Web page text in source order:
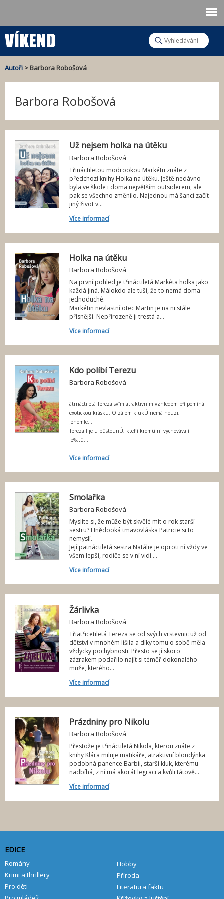
V
e
d
v
á
í
H
l
e
J
t
Autoři > Barbora Robošová
Barbora Robošová
Už nejsem holka na útěku
Barbora Robošová
Třináctiletou modrookou Markétu znáte z
předchozí knihy Holka na útěku. Ještě nedávno
byla ve škole i doma největším outsiderem, ale
pak se všechno změnilo. Najednou má šanci začít
jiný život v...
Více informací
Holka na útěku
Barbora Robošová
Na první pohled je třináctiletá Markéta holka jako
každá jiná. Málokdo ale tuší, že to nemá doma
jednoduché.
Markétin nevlastní otec Martin je na ni stále
přísnější. Nepřirozeně ji trestá a...
Více informací
Kdo políbí Terezu
Barbora Robošová
âtrnáctiletá Tereza sv˘m atraktivním vzhledem pfiipomíná
exotickou krásku. O zájem klukÛ nemá nouzi,
jenomÏe...
Tereza Ïije u pûstounÛ, ktefií kromû ní vychovávají
je‰tû...
Více informací
Smolařka
Barbora Robošová
Myslíte si, že může být skvělé mít o rok starší
sestru? Hnědooká tmavovláska Patricie si to
nemyslí.
Její patnáctiletá sestra Natálie je oproti ní vždy ve
všem lepší, rodiče se v ní vidí....
Více informací
Žárlivka
Barbora Robošová
Třiatřicetiletá Tereza se od svých vrstevnic už od
dětství v mnohém lišila a díky tomu o sobě měla
vždycky pochybnosti. Přesto se jí skoro
zázrakem podařilo najít si téměř dokonalého
muže, kterého...
Více informací
Prázdniny pro Nikolu
Barbora Robošová
Přestože je třináctiletá Nikola, kterou znáte z
knihy Klára miluje matikáře, atraktivní blondýnka
podobná panence Barbii, starší kluk, kterému
nadbíhá, z ní má akorát legraci a kvůli tátově...
Více informací
EDICE
Romány
Krimi a thrillery
Pro děti
Hobby
Příroda
Literatura faktu